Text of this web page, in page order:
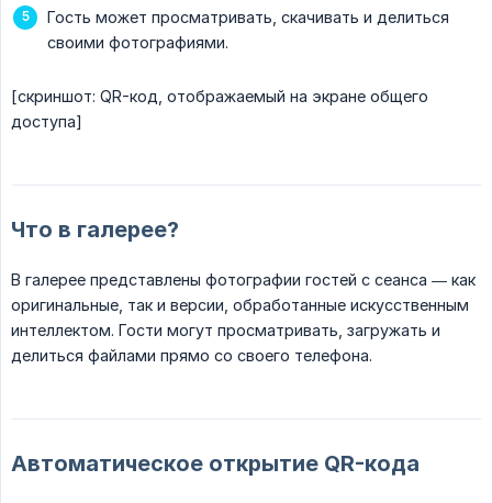
Гость может просматривать, скачивать и делиться
своими фотографиями.
[скриншот: QR-код, отображаемый на экране общего
доступа]
Что в галерее?
В галерее представлены фотографии гостей с сеанса — как
оригинальные, так и версии, обработанные искусственным
интеллектом. Гости могут просматривать, загружать и
делиться файлами прямо со своего телефона.
Автоматическое открытие QR-кода